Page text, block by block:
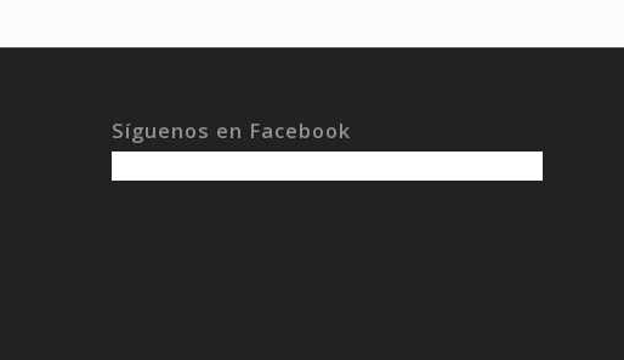
Síguenos en Facebook